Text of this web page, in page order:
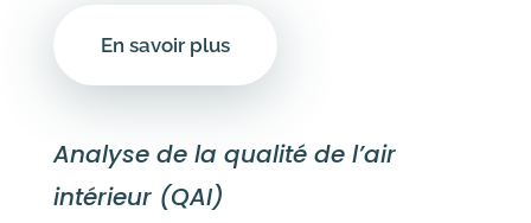
En savoir plus
Analyse de la qualité de l’air
intérieur (QAI)